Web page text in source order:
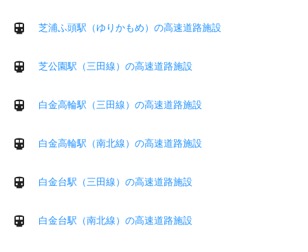
芝浦ふ頭駅（ゆりかもめ）の高速道路施設
芝公園駅（三田線）の高速道路施設
白金高輪駅（三田線）の高速道路施設
白金高輪駅（南北線）の高速道路施設
白金台駅（三田線）の高速道路施設
白金台駅（南北線）の高速道路施設